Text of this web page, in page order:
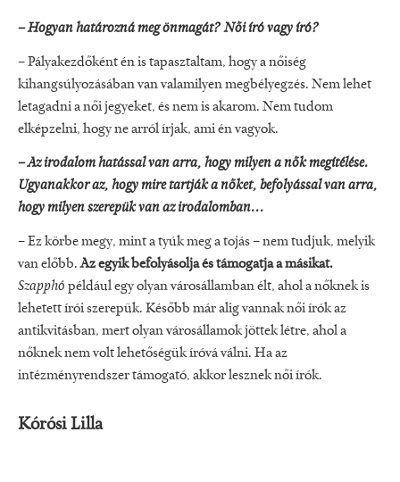
– Hogyan határozná meg önmagát? Női író vagy író?
– Pályakezdőként én is tapasztaltam, hogy a nőiség
kihangsúlyozásában van valamilyen megbélyegzés. Nem lehet
letagadni a női jegyeket, és nem is akarom. Nem tudom
elképzelni, hogy ne arról írjak, ami én vagyok.
– Az irodalom hatással van arra, hogy milyen a nők megítélése.
Ugyanakkor az, hogy mire tartják a nőket, befolyással van arra,
hogy milyen szerepük van az irodalomban...
– Ez körbe megy, mint a tyúk meg a tojás – nem tudjuk, melyik
van előbb.Az egyik befolyásolja és támogatja a másikat.
Szapphó például egy olyan városállamban élt, ahol a nőknek is
lehetett írói szerepük. Később már alig vannak női írók az
antikvitásban, mert olyan városállamok jöttek létre, ahol a
nőknek nem volt lehetőségük íróvá válni. Ha az
intézményrendszer támogató, akkor lesznek női írók.
Kórósi Lilla